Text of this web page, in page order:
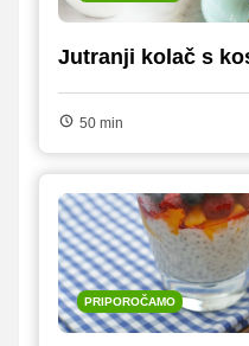
Jutranji kolač s
50 min
PRIPOROČAMO